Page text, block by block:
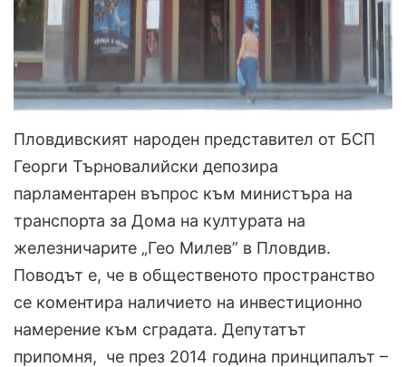
Пловдивският народен представител от БСП
Георги Търновалийски депозира
парламентарен въпрос към министъра на
транспорта за Дома на културата на
железничарите „Гео Милев” в Пловдив.
Поводът е, че в общественото пространство
се коментира наличието на инвестиционно
намерение към сградата. Депутатът
припомня, че през 2014 година принципалът –